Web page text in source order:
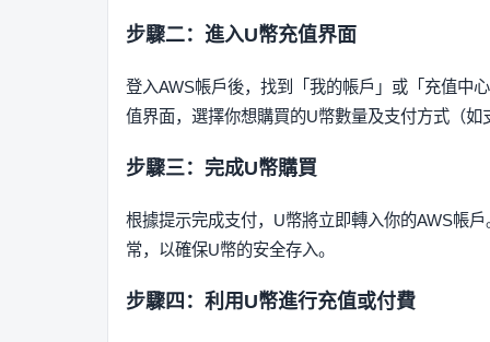
步驟二：進入U幣充值界面
登入AWS帳戶後，找到「我的帳戶」或「充值中
值界面，選擇你想購買的U幣數量及支付方式（如
步驟三：完成U幣購買
根據提示完成支付，U幣將立即轉入你的AWS帳
常，以確保U幣的安全存入。
步驟四：利用U幣進行充值或付費